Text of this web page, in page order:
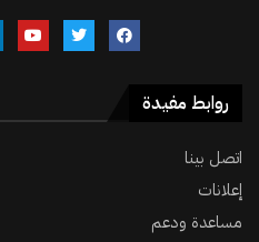
روابط مفيدة
اتصل بينا
إعلانات
مساعدة ودعم